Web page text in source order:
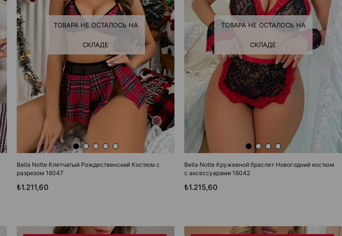
ТОВАРА НЕ ОСТАЛОСЬ НА
СКЛАДЕ
Bella Notte Клетчатый Рождественский Костюм с
разрезом 16047
₺1.211,60
ТОВАРА НЕ ОСТАЛОСЬ НА
СКЛАДЕ
Bella Notte Кружевной браслет Новогодний костюм
с аксессуарами 16042
₺1.215,60